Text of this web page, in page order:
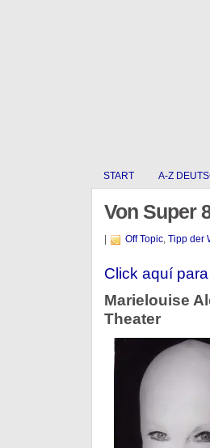
START A-Z
Von Super
Off Topic, Tipp der
Click aquí
Marielouise
Theater